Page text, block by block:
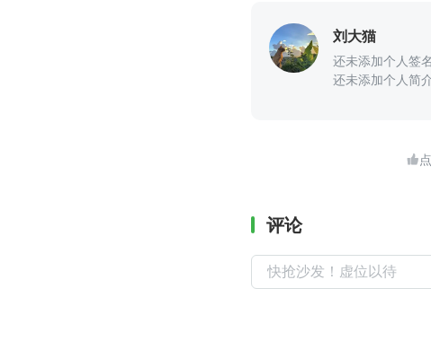
刘大猫
还未添加个人签名
还未添加个人简

评论